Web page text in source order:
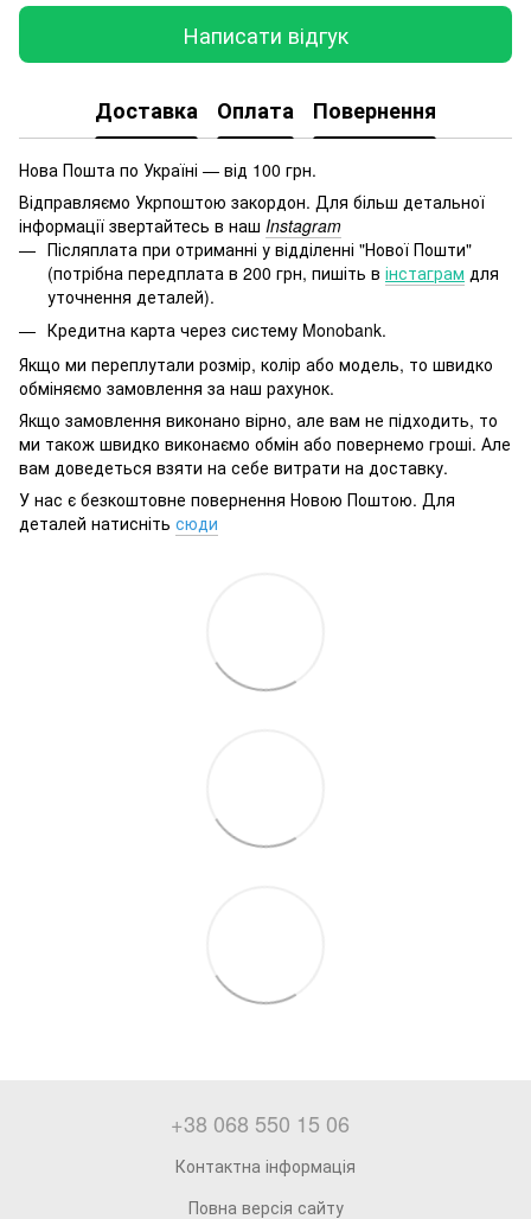
Написати відгук
Доставка Оплата Повернення
Нова Пошта по Україні — від 100 грн.
Відправляємо Укрпоштою закордон. Для більш детальної
інформації звертайтесь в наш Instagram
Післяплата при отриманні у відділенні "Нової Пошти"
(потрібна передплата в 200 грн, пишіть в інстаграм для
уточнення деталей).
Кредитна карта через систему Monobank.
Якщо ми переплутали розмір, колір або модель, то швидко
обміняємо замовлення за наш рахунок.
Якщо замовлення виконано вірно, але вам не підходить, то
ми також швидко виконаємо обмін або повернемо гроші. Але
вам доведеться взяти на себе витрати на доставку.
У нас є безкоштовне повернення Новою Поштою. Для
деталей натисніть сюди
+38 068 550 15 06
Контактна інформація
Повна версія сайту